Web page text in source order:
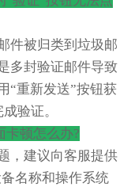
件被归类到垃圾邮
多封验证邮件导致
“重新发送”按钮获
验证。
卡顿怎么办?
，建议向客服提供
名称和操作系统